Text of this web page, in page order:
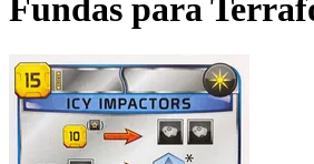
Fundas para